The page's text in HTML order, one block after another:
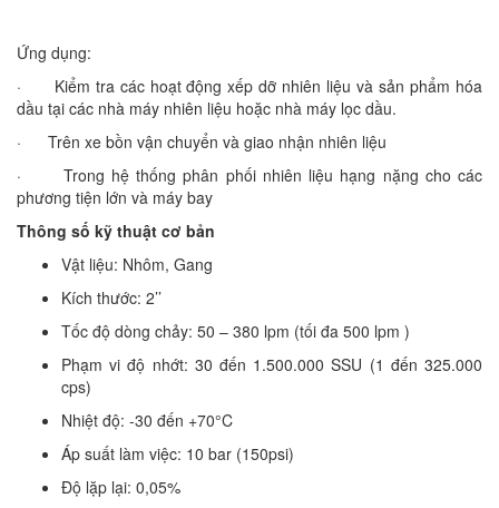
Ứng dụng:
· Kiểm tra các hoạt động xếp dỡ nhiên liệu và sản phẩm hóa
dầu tại các nhà máy nhiên liệu hoặc nhà máy lọc dầu.
· Trên xe bồn vận chuyển và giao nhận nhiên liệu
· Trong hệ thống phân phối nhiên liệu hạng nặng cho các
phương tiện lớn và máy bay
Thông số kỹ thuật cơ bản
Vật liệu: Nhôm, Gang
Kích thước: 2’’
Tốc độ dòng chảy: 50 – 380 lpm (tối đa 500 lpm )
Phạm vi độ nhớt: 30 đến 1.500.000 SSU (1 đến 325.000
cps)
Nhiệt độ: -30 đến +70°C
Áp suất làm việc: 10 bar (150psi)
Độ lặp lại: 0,05%